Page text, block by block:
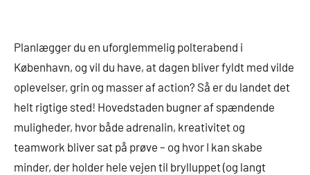
Planlægger du en uforglemmelig polterabend i
København, og vil du have, at dagen bliver fyldt med vilde
oplevelser, grin og masser af action? Så er du landet det
helt rigtige sted! Hovedstaden bugner af spændende
muligheder, hvor både adrenalin, kreativitet og
teamwork bliver sat på prøve – og hvor I kan skabe
minder, der holder hele vejen til brylluppet (og langt